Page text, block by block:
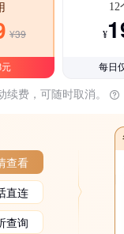
¥39
12
¥
每日
续费，可随时取消。
查看
直连
查询